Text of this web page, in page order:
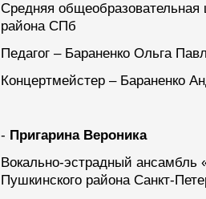
Средняя
района СПб
Педагог – Бараненко Ольга
Концертмейстер – Бараненко
- Пригарина Вероника
Вокально-эстрадный ансамбль
Пушкинского района Санкт-